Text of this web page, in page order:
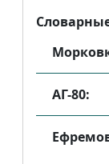
АГ-80: